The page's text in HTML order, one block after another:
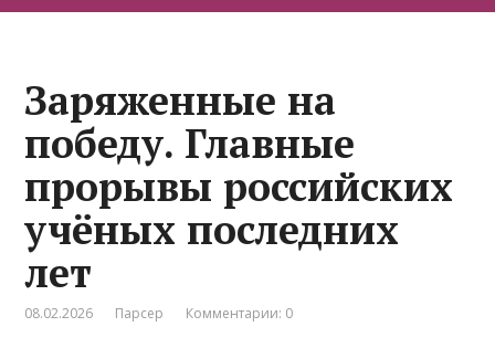
Заряженные на
победу. Главные
прорывы российских
учёных последних
лет
08.02.2026 Парсер Комментарии: 0